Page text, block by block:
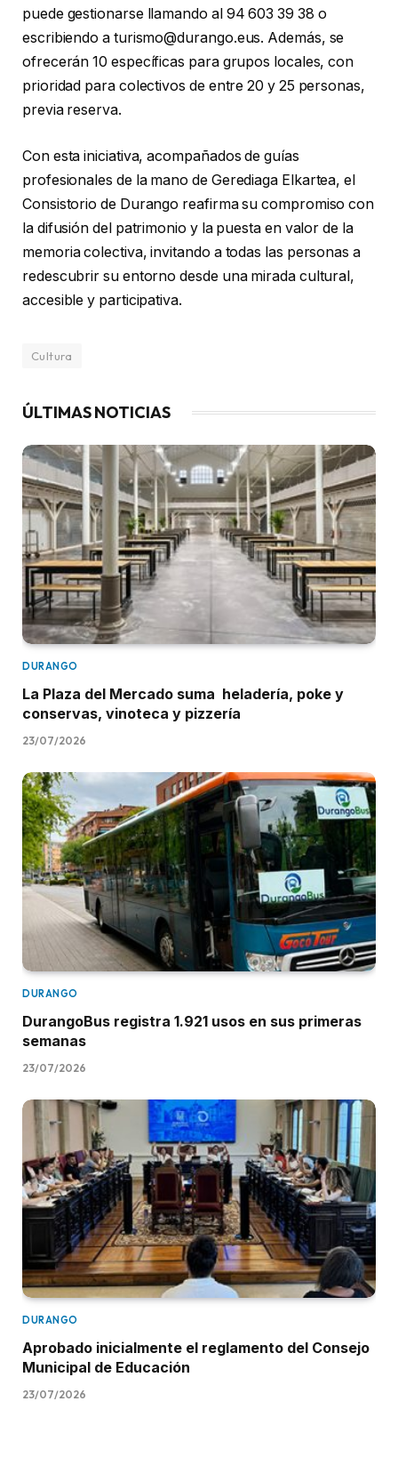
puede gestionarse llamando al 94 603 39 38 o
escribiendo a turismo@durango.eus. Además, se
ofrecerán 10 específicas para grupos locales, con
prioridad para colectivos de entre 20 y 25 personas,
previa reserva.
Con esta iniciativa, acompañados de guías
profesionales de la mano de Gerediaga Elkartea, el
Consistorio de Durango reafirma su compromiso con
la difusión del patrimonio y la puesta en valor de la
memoria colectiva, invitando a todas las personas a
redescubrir su entorno desde una mirada cultural,
accesible y participativa.
Cultura
ÚLTIMAS NOTICIAS
DURANGO
La Plaza del Mercado suma heladería, poke y
conservas, vinoteca y pizzería
23/07/2026
DURANGO
DurangoBus registra 1.921 usos en sus primeras
semanas
23/07/2026
DURANGO
Aprobado inicialmente el reglamento del Consejo
Municipal de Educación
23/07/2026